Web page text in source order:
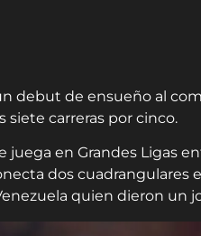
debut de ensueño al
siete carreras por cinco.
juega en Grandes Ligas
dos
quien dieron un